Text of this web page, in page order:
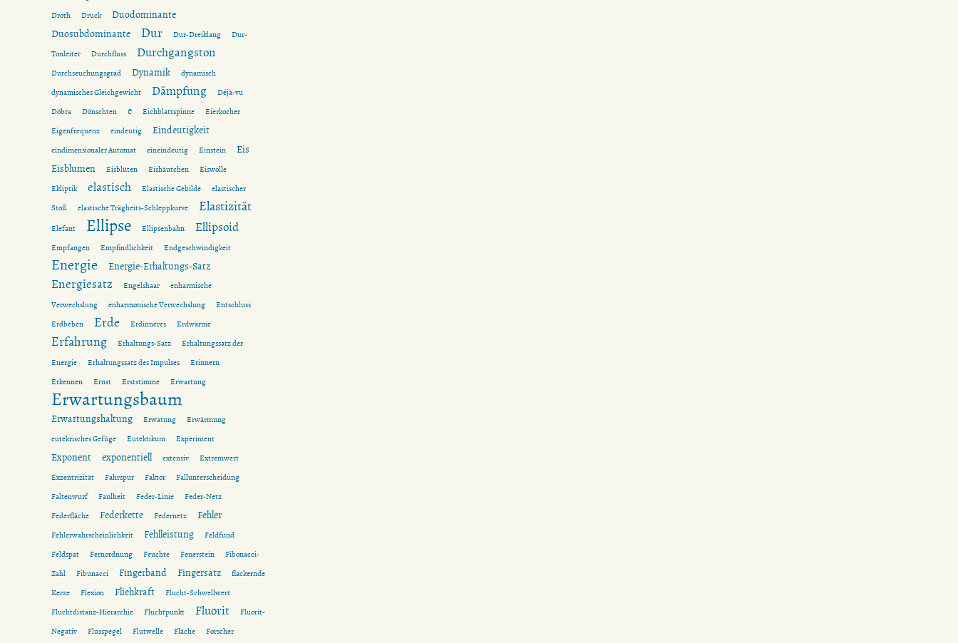
Droth
Druck
Duodominante
Duosubdominante
Dur Dur-Dreiklang
Dur-
Tonleiter
Durchfluss Durchgangston
Durchseuchungsgrad Dynamik
dynamisch
dynamisches Gleichgewicht
Dämpfung
Déjà-vu
Döbra
Dönschten e Eichblattspinne
Eierkocher
Eigenfrequenz
eindeutig Eindeutigkeit
eindimensionaler Automat eineindeutig Einstein
Eis
Eisblumen
Eisblüten Eishäutchen
Eiswolle
Ekliptik
elastisch Elastische Gebilde
elastischer
Stoß
elastische Trägheits-Schleppkurve Elastizität
Elefant Ellipse Ellipsenbahn Ellipsoid
Empfangen Empfindlichkeit Endgeschwindigkeit
Energie Energie-Erhaltungs-Satz
Energiesatz Engelshaar
enharmische
Verwechslung
enharmonische Verwechslung
Entschluss
Erdbeben
Erde Erdinneres Erdwärme
Erfahrung Erhaltungs-Satz
Erhaltungssatz der
Energie
Erhaltungssatz des Impulses
Erinnern
Erkennen
Ernst Erststimme Erwartung
Erwartungsbaum
Erwartungshaltung Erwatung
Erwärmung
eutekrisches Gefüge
Eutektikum Experiment
Exponent exponentiell extensiv
Extremwert
Exzentrizität
Fahrspur Faktor
Fallunterscheidung
Faltenwurf
Faulheit Feder-Linie
Feder-Netz
Federfläche
Federkette Federnetz Fehler
Fehlerwahrscheinlichkeit Fehlleistung
Feldfund
Feldspat
Fernordnung Feuchte Feuerstein
Fibonacci-
Zahl
Fibunacci Fingerband Fingersatz
flackernde
Kerze
Flexion Fliehkraft
Flucht-Schwellwert
Fluchtdistanz-Hierarchie
Fluchtpunkt Fluorit
Fluorit-
Negativ
Flusspegel Flutwelle Fläche Forscher